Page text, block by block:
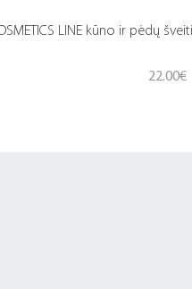
LINE kūno ir pėdų
22.00€